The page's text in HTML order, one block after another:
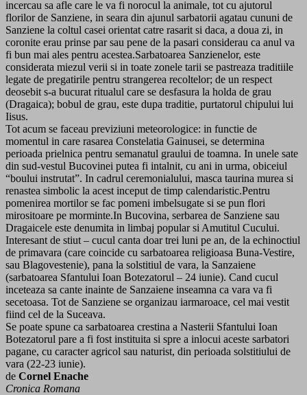
incercau sa afle care le va fi norocul la animale, tot cu ajutorul
florilor de Sanziene, in seara din ajunul sarbatorii agatau cununi de
Sanziene la coltul casei orientat catre rasarit si daca, a doua zi, in
coronite erau prinse par sau pene de la pasari considerau ca anul va
fi bun mai ales pentru acestea.Sarbatoarea Sanzienelor, este
considerata miezul verii si in toate zonele tarii se pastreaza traditiile
legate de pregatirile pentru strangerea recoltelor; de un respect
deosebit s-a bucurat ritualul care se desfasura la holda de grau
(Dragaica); bobul de grau, este dupa traditie, purtatorul chipului lui
Iisus.
Tot acum se faceau previziuni meteorologice: in functie de
momentul in care rasarea Constelatia Gainusei, se determina
perioada prielnica pentru semanatul graului de toamna. In unele sate
din sud-vestul Bucovinei putea fi intalnit, cu ani in urma, obiceiul
“boului instrutat”. In cadrul ceremonialului, masca taurina murea si
renastea simbolic la acest inceput de timp calendaristic.Pentru
pomenirea mortilor se fac pomeni imbelsugate si se pun flori
mirositoare pe morminte.In Bucovina, serbarea de Sanziene sau
Dragaicele este denumita in limbaj popular si Amutitul Cucului.
Interesant de stiut – cucul canta doar trei luni pe an, de la echinoctiul
de primavara (care coincide cu sarbatoarea religioasa Buna-Vestire,
sau Blagovestenie), pana la solstitiul de vara, la Sanzaiene
(sarbatoarea Sfantului Ioan Botezatorul – 24 iunie). Cand cucul
inceteaza sa cante inainte de Sanzaiene inseamna ca vara va fi
secetoasa. Tot de Sanziene se organizau iarmaroace, cel mai vestit
fiind cel de la Suceava.
Se poate spune ca sarbatoarea crestina a Nasterii Sfantului Ioan
Botezatorul pare a fi fost instituita si spre a inlocui aceste sarbatori
pagane, cu caracter agricol sau naturist, din perioada solstitiului de
vara (22-23 iunie).
de Cornel Enache
Cronica Romana